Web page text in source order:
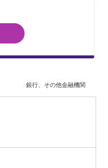
銀行、その他金融機関